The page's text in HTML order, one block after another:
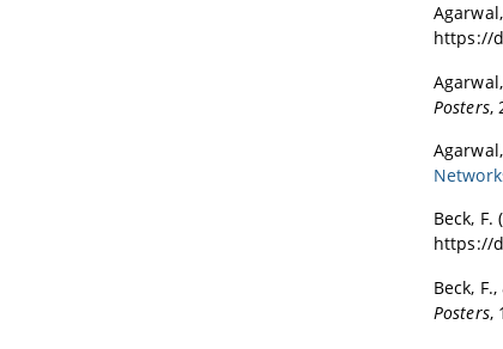
https://
Posters,
Beck, F.
https://
Beck,
Posters,